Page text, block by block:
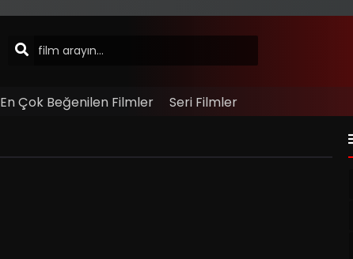
En Çok Beğenilen Filmler Seri Filmler